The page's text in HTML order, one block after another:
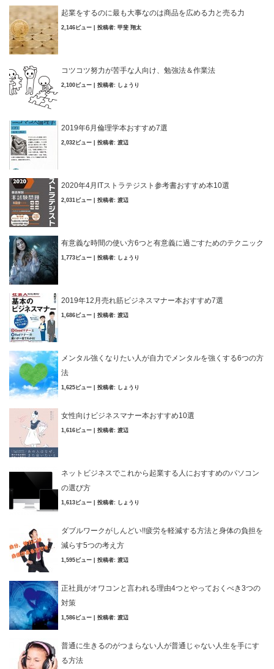
起業をするのに最も大事なのは商品を広める力と売る力
2,146ビュー 投稿者: 甲斐 翔太
コツコツ努力が苦手な人向け、勉強法＆作業法
2,100ビュー 投稿者: しょうり
2019年6月倫理学本おすすめ7選
2,032ビュー 投稿者: 渡辺
2020年4月ITストラテジスト参考書おすすめ本10選
2,031ビュー 投稿者: 渡辺
有意義な時間の使い方6つと有意義に過ごすためのテクニック
1,773ビュー 投稿者: しょうり
2019年12月売れ筋ビジネスマナー本おすすめ7選
1,686ビュー 投稿者: 渡辺
メンタル強くなりたい人が自力でメンタルを強くする6つの方
法
1,625ビュー 投稿者: しょうり
女性向けビジネスマナー本おすすめ10選
1,616ビュー 投稿者: 渡辺
ネットビジネスでこれから起業する人におすすめのパソコン
の選び方
1,613ビュー 投稿者: しょうり
ダブルワークがしんどい!!疲労を軽減する方法と身体の負担を
減らす5つの考え方
1,595ビュー 投稿者: 渡辺
正社員がオワコンと言われる理由4つとやっておくべき3つの
対策
1,586ビュー 投稿者: 渡辺
普通に生きるのがつまらない人が普通じゃない人生を手にす
る方法